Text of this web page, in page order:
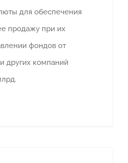
для обеспечения
продажу при их
фондов от
других компаний